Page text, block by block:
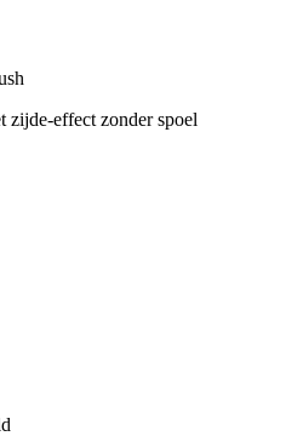
zijde-effect zonder spoel